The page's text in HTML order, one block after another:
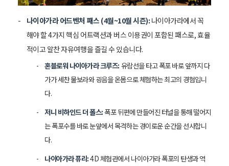
나이아가라 어드벤처 패스 (4월~10월 시즌): 나이아가라에서 꼭
해야 할 4가지 핵심 어트랙션과 버스 이용권이 포함된 패스로, 효율
적이고 알찬 자유여행을 즐길 수 있습니다.
혼블로워 나이아가라 크루즈: 유람선을 타고 폭포 바로 앞까지 다
가가 세찬 물보라와 굉음을 온몸으로 체험하는 최고의 경험입니
다.
저니 비하인드 더 폴스:폭포 뒤편에 만들어진 터널을 통해 떨어지
는 폭포수를 바로 눈앞에서 목격하는 경이로운 순간을 선사합니
다.
나이아가라 퓨리:4D 체험관에서 나이아가라 폭포의 탄생과 역